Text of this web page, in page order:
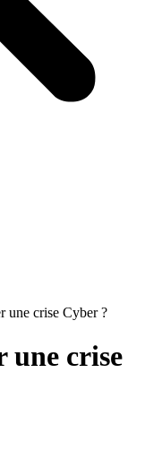
une crise Cyber ?
une crise